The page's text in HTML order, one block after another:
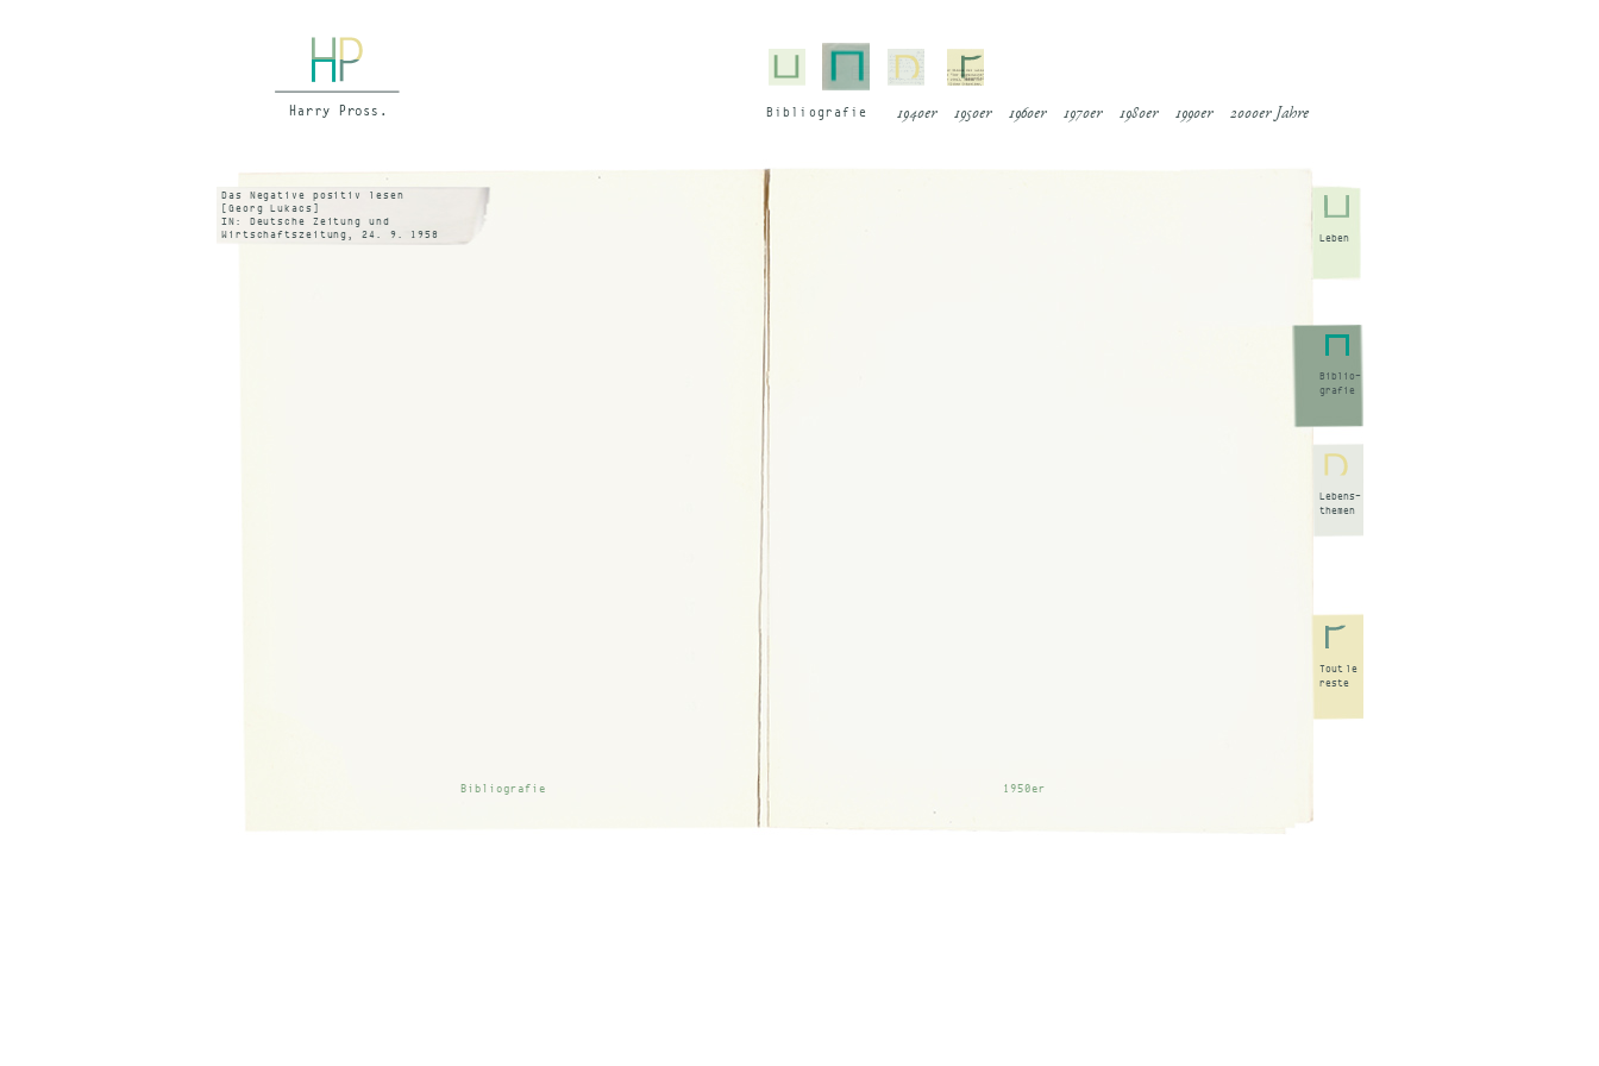
Bi­blio­gra­fie 1940er 1950er 1960er 1970er 1980er 1990er 2000er Jahre
Das Negative positiv lesen
[Georg Lukacs]
IN: Deutsche Zeitung und
Wirtschaftszeitung, 24. 9. 1958
Bibliografie 1950er
Leben
Biblio-
grafie
Lebens-
themen
Tout le
reste